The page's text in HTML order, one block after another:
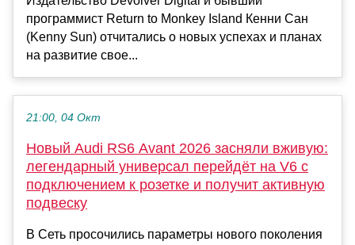
программист Return to Monkey Island Кенни Сан
(Kenny Sun) отчитались о новых успехах и планах
на развитие свое...
21:00, 04 Окт
Новый Audi RS6 Avant 2026 засняли вживую:
легендарный универсал перейдёт на V6 с
подключением к розетке и получит активную
подвеску
В Сеть просочились параметры нового поколения